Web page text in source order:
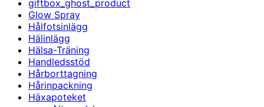
giftbox_ghost_product
Glow Spray
Hålfotsinlägg
Hälinlägg
Hälsa-Träning
Handledsstöd
Hårborttagning
Hårinpackning
Häxapoteket